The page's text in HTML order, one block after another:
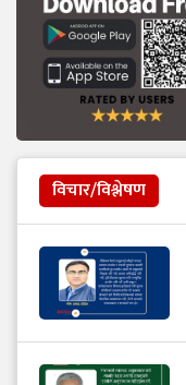
विचार/विश्लेषण